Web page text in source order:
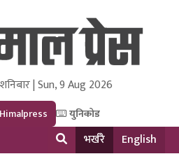
and Research Pvt Ltd.
| Sun, 9 Aug 2026
युनिकोड
भर्खरै English